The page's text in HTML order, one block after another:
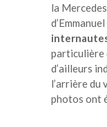
la
particulière
d’ailleurs
l’arrière du
photos ont